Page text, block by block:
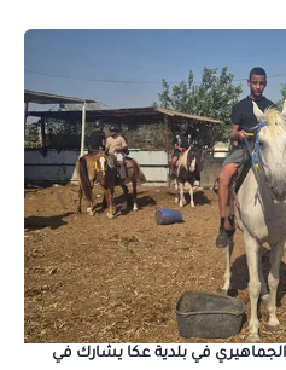
في بلدية عكا يشارك في